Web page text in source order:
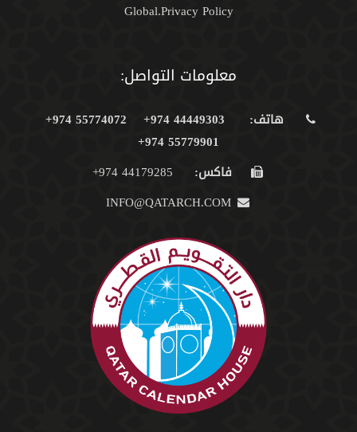
Global.Privacy Policy
معلومات التواصل:
هاتف: 44449303 974+
55774072 974+
55779901 974+
فاكس: